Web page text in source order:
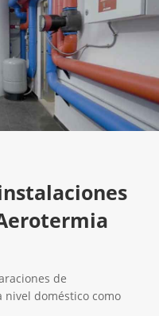
de
nivel doméstico como